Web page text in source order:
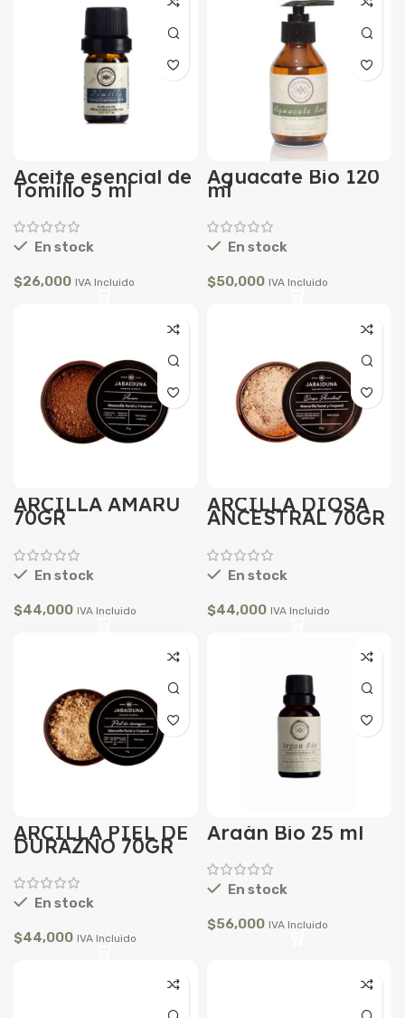
Aceite esencial de
Tomillo 5 ml
En stock
$26,000 IVA Incluido
Aguacate Bio 120
ml
En stock
$50,000 IVA Incluido
ARCILLA AMARÚ
70GR
En stock
$44,000 IVA Incluido
ARCILLA DIOSA
ANCESTRAL 70GR
En stock
$44,000 IVA Incluido
ARCILLA PIEL DE
DURAZNO 70GR
En stock
$44,000 IVA Incluido
Argán Bio 25 ml
En stock
$56,000 IVA Incluido